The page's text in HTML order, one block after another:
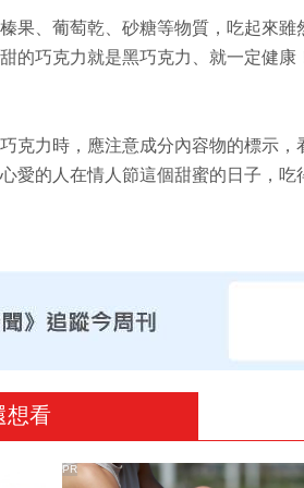
果、葡萄乾、砂糖等物質，吃起來
的巧克力就是黑巧克力、就一定健
克力時，應注意成分內容物的標示
愛的人在情人節這個甜蜜的日子，吃
想看
PR